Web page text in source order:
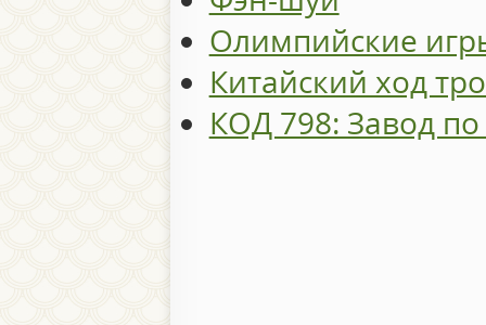
Олимпийские
Китайский ход
КОД 798: Завод по